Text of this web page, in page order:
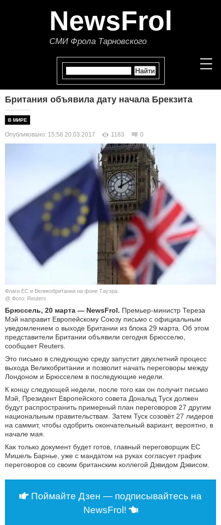
NewsFrol
СМИ Фрола Тарновского
ПОЛИТИКА
ЭКОНОМИКА
В МИРЕ
ОБЩЕСТВО
КУЛЬТУРА
НАУКА
СПОРТ
ШОУ-БИЗНЕС
АВТО И МОТО
БЛОГ
Британия объявила дату начала Брекзита
В МИРЕ
Опубликовано: 15:58 20.03.2017 1183 0
Флаги ЕС и Великобритании на фоне Тауэра.
@ Фото: Reuters
Брюссель, 20 марта — NewsFrol. Премьер-министр Тереза
Мэй направит Европейскому Союзу письмо с официальным
уведомлением о выходе Британии из блока 29 марта. Об этом
представители Британии объявили сегодня Брюсселю,
сообщает Reuters.
Это письмо в следующую среду запустит двухлетний процесс
выхода Великобритании и позволит начать переговоры между
Лондоном и Брюсселем в последующие недели.
К концу следующей недели, после того как он получит письмо
Мэй, Президент Европейского совета Дональд Туск должен
будут распространить примерный план переговоров 27 другим
национальным правительствам. Затем Туск созовёт 27 лидеров
на саммит, чтобы одобрить окончательный вариант, вероятно, в
начале мая.
Как только документ будет готов, главный переговорщик ЕС
Мишель Барнье, уже с мандатом на руках согласует график
переговоров со своим британским коллегой Дэвидом Дэвисом.
Поймайте Дзен — подписывайтесь на
NewsFrol!